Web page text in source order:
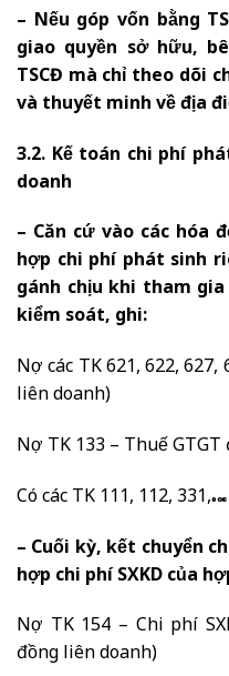
– Nếu góp vốn bằng
giao quyền sở hữu,
TSCĐ mà chỉ theo dõi
và thuyết minh về địa
3.2. Kế toán chi phí
doanh
– Căn cứ vào các
hợp chi phí phát sinh
gánh chịu khi tham
kiểm soát, ghi:
Nợ các TK 621, 622,
liên doanh)
Nợ TK 133 – Thuế
Có các TK 111, 112, 331,…
– Cuối kỳ, kết chuyển
hợp chi phí SXKD của
Nợ TK 154 – Chi phí
đồng liên doanh)